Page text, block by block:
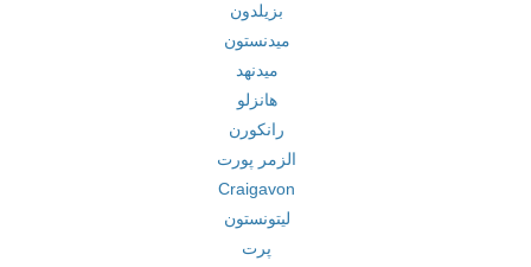
بزیلدون
میدنستون
میدنهد
هانزلو
رانکورن
الزمر پورت
Craigavon
لیتونستون
پرت